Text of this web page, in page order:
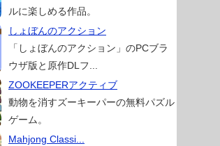
ルに楽しめる作品。
しょぼんのアクション
「しょぼんのアクション」のPCブラ
ウザ版と原作DLフ...
ZOOKEEPERアクティブ
動物を消すズーキーパーの無料パズル
ゲーム。
Mahjong Classi...